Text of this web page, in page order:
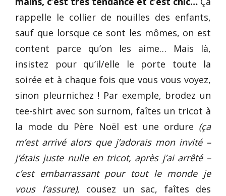
rappelle le collier de nouilles des enfants,
sauf que lorsque ce sont les mômes, on est
content parce qu’on les aime… Mais là,
insistez pour qu’il/elle le porte toute la
soirée et à chaque fois que vous vous voyez,
sinon pleurnichez ! Par exemple, brodez un
tee-shirt avec son surnom, faîtes un tricot à
la mode du Père Noël est une ordure (ça
m’est arrivé alors que j’adorais mon invité –
j’étais juste nulle en tricot, après j’ai arrêté –
c’est embarrassant pour tout le monde je
vous l’assure), cousez un sac, faîtes des